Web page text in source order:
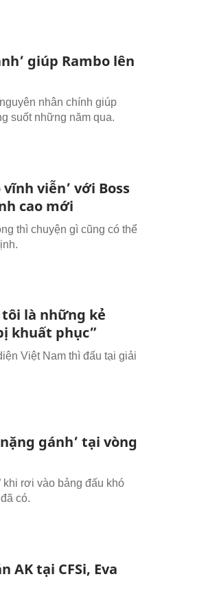
giúp Rambo lên
nhân chính giúp
suốt những năm qua.
viễn’ với Boss
cao mới
thì chuyện gì cũng có thể
tôi là những kẻ
khuất phục”
Việt Nam thì đấu tại giải
gánh’ tại vòng
khi rơi vào bảng đấu khó
có.
AK tại CFSi, Eva